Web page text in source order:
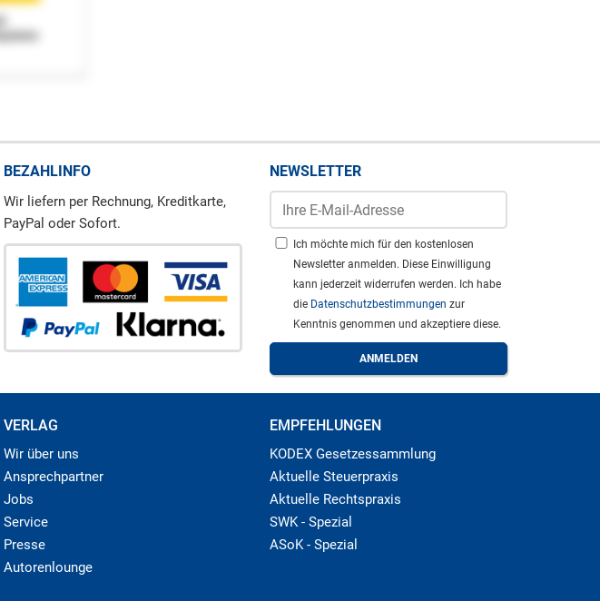
BEZAHLINFO
Wir liefern per Rechnung, Kreditkarte,
PayPal oder Sofort.
NEWSLETTER
Ich möchte mich für den kostenlosen
Newsletter anmelden. Diese Einwilligung
kann jederzeit widerrufen werden. Ich habe
die Datenschutzbestimmungen zur
Kenntnis genommen und akzeptiere diese.
VERLAG
Wir über uns
Ansprechpartner
Jobs
Service
Presse
Autorenlounge
EMPFEHLUNGEN
KODEX Gesetzessammlung
Aktuelle Steuerpraxis
Aktuelle Rechtspraxis
SWK - Spezial
ASoK - Spezial